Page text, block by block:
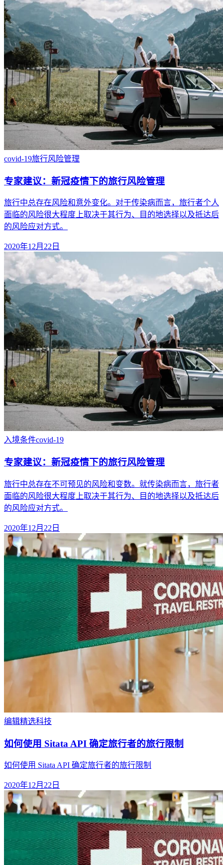
covid-19旅行风险管理
专家建议：新冠疫情下的旅行风险管理
旅行中总存在风险和意外变化。对于传染病而言，旅行者个人
面临的风险很大程度上取决于其行为、目的地选择以及抵达后
的风险应对方式。
2020年12月22日
入境条件covid-19
专家建议：新冠疫情下的旅行风险管理
旅行中总存在不可预见的风险和变数。就传染病而言，旅行者
面临的风险很大程度上取决于其行为、目的地选择以及抵达后
的风险应对方式。
2020年12月22日
编辑精选科技
如何使用 Sitata API 确定旅行者的旅行限制
如何使用 Sitata API 确定旅行者的旅行限制
2020年12月22日